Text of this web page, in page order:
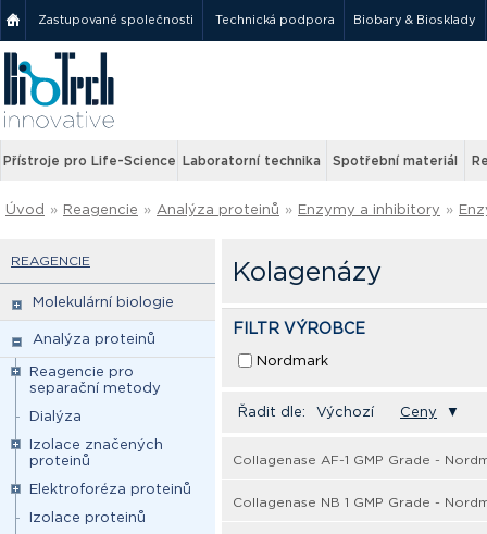
Zastupované společnosti Technická podpora Biobary & Biosklady
Přístroje pro Life-Science Laboratorní technika Spotřební materiál
Úvod » Reagencie » Analýza proteinů » Enzymy a inhibitory »
REAGENCIE
Molekulární biologie
Analýza proteinů
Reagencie pro
separační metody
Dialýza
Izolace značených
proteinů
Elektroforéza proteinů
Izolace proteinů
Kolagenázy
FILTR VÝROBCE
Nordmark
Řadit dle: Výchozí Ceny ▼
Collagenase AF-1 GMP Grade -
Collagenase NB 1 GMP Grade -